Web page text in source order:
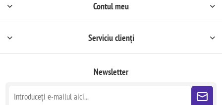
Contul meu
Serviciu clienți
Newsletter